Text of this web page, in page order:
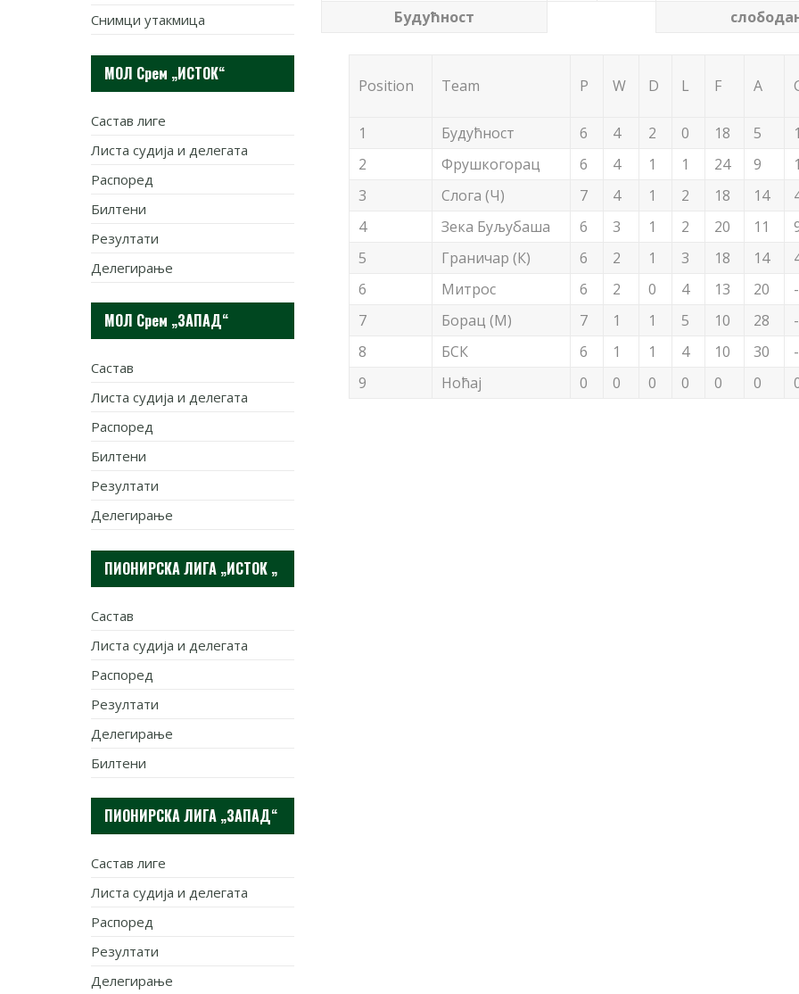
Будућност
Position Team P W D L F A
1 Будућност 6 4 2 0 18 5
2
Фрушкогорац 6 4 1 1 24 9
3
Слога (Ч) 7 4 1 2 18 14
4
Зека Буљубаша 6 3 1 2 20 11
5
Граничар (К) 6 2 1 3 18 14
6
Митрос 6 2 0 4 13 20
7
Борац (М) 7 1 1 5 10 28
8
БСК 6 1 1 4 10 30
9
Ноћај 0 0 0 0 0 0
Снимци утакмица
МОЛ Срем „ИСТОК“
Састав лиге
Листа судија и делегата
Распоред
Билтени
Резултати
Делегирање
МОЛ Срем „ЗАПАД“
Састав
Листа судија и делегата
Распоред
Билтени
Резултати
Делегирање
ПИОНИРСКА ЛИГА „ИСТОК „
Састав
Листа судија и делегата
Распоред
Резултати
Делегирање
Билтени
ПИОНИРСКА ЛИГА „ЗАПАД“
Састав лиге
Листа судија и делегата
Распоред
Резултати
Делегирање